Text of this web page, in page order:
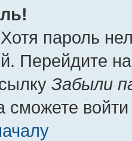
пароль
Перейдите
Забыли
сможете